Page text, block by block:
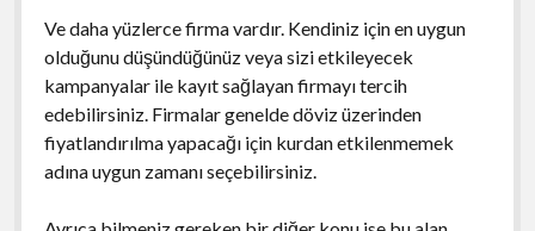
Ve daha yüzlerce firma vardır. Kendiniz için en uygun
olduğunu düşündüğünüz veya sizi etkileyecek
kampanyalar ile kayıt sağlayan firmayı tercih
edebilirsiniz. Firmalar genelde döviz üzerinden
fiyatlandırılma yapacağı için kurdan etkilenmemek
adına uygun zamanı seçebilirsiniz.